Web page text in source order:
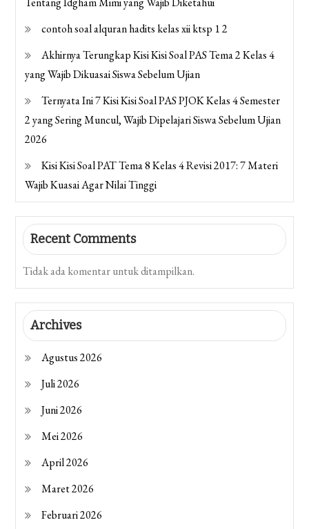
contoh soal alquran hadits kelas xii ktsp 1 2
Akhirnya Terungkap Kisi Kisi Soal PAS Tema 2 Kelas 4
yang Wajib Dikuasai Siswa Sebelum Ujian
Ternyata Ini 7 Kisi Kisi Soal PAS PJOK Kelas 4 Semester
2 yang Sering Muncul, Wajib Dipelajari Siswa Sebelum Ujian
2026
Kisi Kisi Soal PAT Tema 8 Kelas 4 Revisi 2017: 7 Materi
Wajib Kuasai Agar Nilai Tinggi
Recent Comments
Tidak ada komentar untuk ditampilkan.
Archives
Agustus 2026
Juli 2026
Juni 2026
Mei 2026
April 2026
Maret 2026
Februari 2026